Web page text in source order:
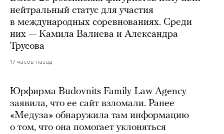
нейтральный статус для участия
в международных соревнованиях. Среди
них — Камила Валиева и Александра
Трусова
17 часов назад
Юрфирма Budovnits Family Law Agency
заявила, что ее сайт взломали. Ранее
«Медуза» обнаружила там информацию
о том, что она помогает уклоняться